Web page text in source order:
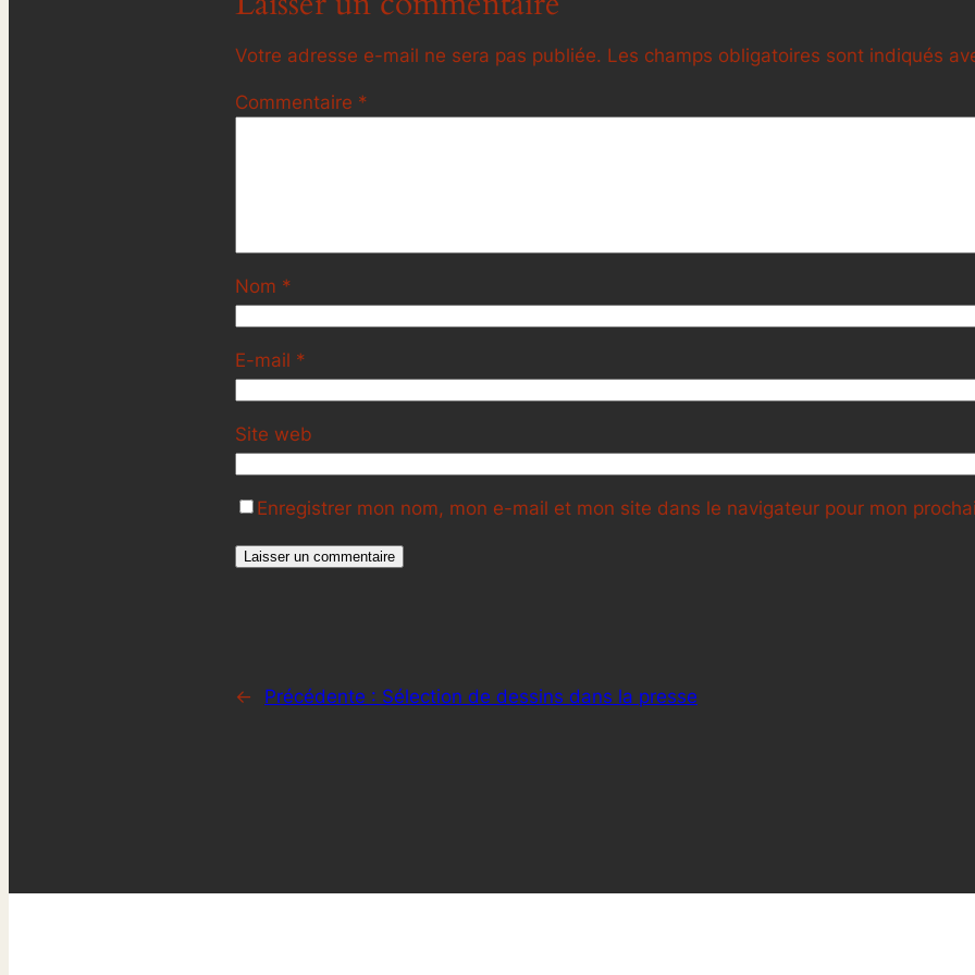
Votre adresse e-mail ne sera pas publiée. Les champs obligatoires sont indiqués
Commentaire *
Nom *
E-mail *
Site web
Enregistrer mon nom, mon e-mail et mon site dans le navigateur pour mon
← Précédente : Sélection de dessins dans la presse